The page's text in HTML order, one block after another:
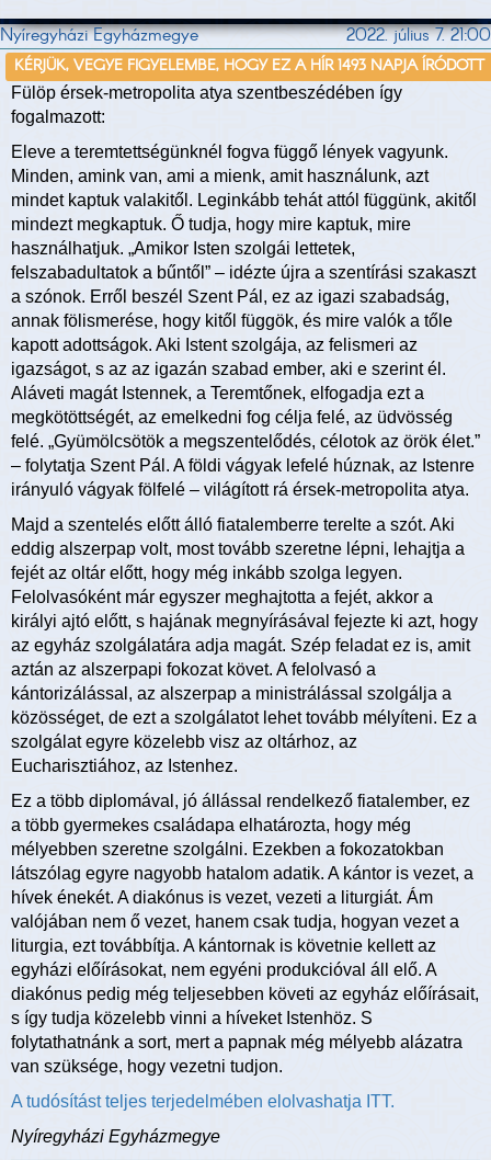
Nyíregyházi Egyházmegye 2022. július 7. 21:00
KÉRJÜK, VEGYE FIGYELEMBE, HOGY EZ A HÍR 1493 NAPJA ÍRÓDOTT
Fülöp érsek-metropolita atya szentbeszédében így
fogalmazott:
Eleve a teremtettségünknél fogva függő lények vagyunk.
Minden, amink van, ami a mienk, amit használunk, azt
mindet kaptuk valakitől. Leginkább tehát attól függünk, akitől
mindezt megkaptuk. Ő tudja, hogy mire kaptuk, mire
használhatjuk. „Amikor Isten szolgái lettetek,
felszabadultatok a bűntől” – idézte újra a szentírási szakaszt
a szónok. Erről beszél Szent Pál, ez az igazi szabadság,
annak fölismerése, hogy kitől függök, és mire valók a tőle
kapott adottságok. Aki Istent szolgája, az felismeri az
igazságot, s az az igazán szabad ember, aki e szerint él.
Aláveti magát Istennek, a Teremtőnek, elfogadja ezt a
megkötöttségét, az emelkedni fog célja felé, az üdvösség
felé. „Gyümölcsötök a megszentelődés, célotok az örök élet.”
– folytatja Szent Pál. A földi vágyak lefelé húznak, az Istenre
irányuló vágyak fölfelé – világított rá érsek-metropolita atya.
Majd a szentelés előtt álló fiatalemberre terelte a szót. Aki
eddig alszerpap volt, most tovább szeretne lépni, lehajtja a
fejét az oltár előtt, hogy még inkább szolga legyen.
Felolvasóként már egyszer meghajtotta a fejét, akkor a
királyi ajtó előtt, s hajának megnyírásával fejezte ki azt, hogy
az egyház szolgálatára adja magát. Szép feladat ez is, amit
aztán az alszerpapi fokozat követ. A felolvasó a
kántorizálással, az alszerpap a ministrálással szolgálja a
közösséget, de ezt a szolgálatot lehet tovább mélyíteni. Ez a
szolgálat egyre közelebb visz az oltárhoz, az
Eucharisztiához, az Istenhez.
Ez a több diplomával, jó állással rendelkező fiatalember, ez
a több gyermekes családapa elhatározta, hogy még
mélyebben szeretne szolgálni. Ezekben a fokozatokban
látszólag egyre nagyobb hatalom adatik. A kántor is vezet, a
hívek énekét. A diakónus is vezet, vezeti a liturgiát. Ám
valójában nem ő vezet, hanem csak tudja, hogyan vezet a
liturgia, ezt továbbítja. A kántornak is követnie kellett az
egyházi előírásokat, nem egyéni produkcióval áll elő. A
diakónus pedig még teljesebben követi az egyház előírásait,
s így tudja közelebb vinni a híveket Istenhöz. S
folytathatnánk a sort, mert a papnak még mélyebb alázatra
van szüksége, hogy vezetni tudjon.
A tudósítást teljes terjedelmében elolvashatja ITT.
Nyíregyházi Egyházmegye